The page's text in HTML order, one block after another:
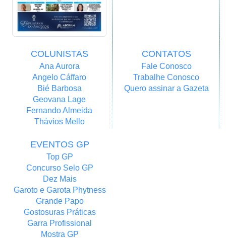
COLUNISTAS
Ana Aurora
Angelo Cáffaro
Bié Barbosa
Geovana Lage
Fernando Almeida
Thávios Mello
CONTATOS
Fale Conosco
Trabalhe Conosco
Quero assinar a Gazeta
EVENTOS GP
Top GP
Concurso Selo GP
Dez Mais
Garoto e Garota Phytness
Grande Papo
Gostosuras Práticas
Garra Profissional
Mostra GP